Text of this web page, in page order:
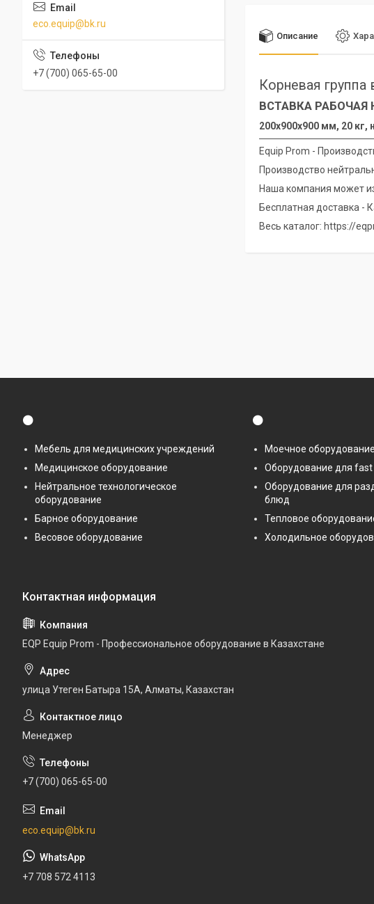
Описание
Корневая
ВСТАВКА РАБОЧАЯ
200х900х900 мм, 20
Equip Prom -
Производство
Наша компания может
Бесплатная доставка -
Весь каталог: https://
eco.equip@bk.ru
+7 (700) 065-65-00
⚫
Мебель для медицинских учреждений
Медицинское оборудование
Нейтральное технологическое
оборудование
Барное оборудование
Весовое оборудование
⚫
Моечное оборудование
Оборудование для fast
Оборудование для
блюд
Тепловое
Холодильное
EQP Equip Prom - Профессиональное оборудование в Казахстане
улица Утеген Батыра 15А, Алматы, Казахстан
Менеджер
+7 (700) 065-65-00
eco.equip@bk.ru
+7 708 572 4113